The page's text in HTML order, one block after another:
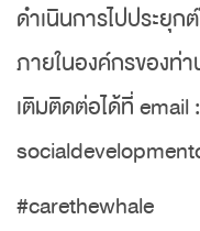
ดำเนินการไปประยุ
ภายในองค์กรของท่
เติมติดต่อได้ที่ email :
#carethewhale